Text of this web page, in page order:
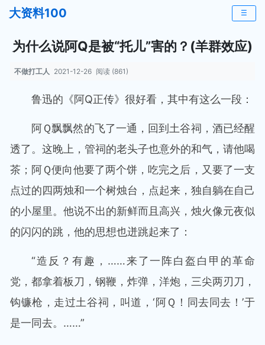
大资料100 ☰
为什么说阿Q是被“托儿”害的？(羊群效应)
不做打工人 2021-12-26 阅读 (861)
鲁迅的《阿Q正传》很好看，其中有这么一段：
阿Ｑ飘飘然的飞了一通，回到土谷祠，酒已经醒
透了。这晚上，管祠的老头子也意外的和气，请他喝
茶；阿Ｑ便向他要了两个饼，吃完之后，又要了一支
点过的四两烛和一个树烛台，点起来，独自躺在自己
的小屋里。他说不出的新鲜而且高兴，烛火像元夜似
的闪闪的跳，他的思想也迸跳起来了：
“造反？有趣，……来了一阵白盔白甲的革命
党，都拿着板刀，钢鞭，炸弹，洋炮，三尖两刃刀，
钩镰枪，走过土谷祠，叫道，‘阿Ｑ！同去同去！’于
是一同去。……”